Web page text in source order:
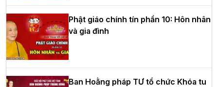
Hòa thượng Thích Quảng Tùng tái đắc
cử Trưởng BTS GHPGVN thành phố Hải
Phòng nhiệm kỳ 2026 – 2031
Phật giáo chính tín phần 10: Hôn nhân
và gia đình
Ban Hoằng pháp TƯ tổ chức Khóa tu